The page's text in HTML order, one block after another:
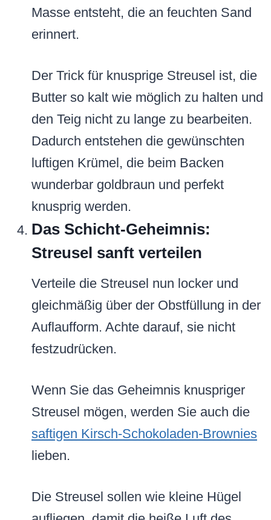
Masse entsteht, die an feuchten Sand
erinnert.
Der Trick für knusprige Streusel ist, die
Butter so kalt wie möglich zu halten und
den Teig nicht zu lange zu bearbeiten.
Dadurch entstehen die gewünschten
luftigen Krümel, die beim Backen
wunderbar goldbraun und perfekt
knusprig werden.
Das Schicht-Geheimnis:
Streusel sanft verteilen
Verteile die Streusel nun locker und
gleichmäßig über der Obstfüllung in der
Auflaufform. Achte darauf, sie nicht
festzudrücken.
Wenn Sie das Geheimnis knuspriger
Streusel mögen, werden Sie auch die
saftigen Kirsch-Schokoladen-Brownies
lieben.
Die Streusel sollen wie kleine Hügel